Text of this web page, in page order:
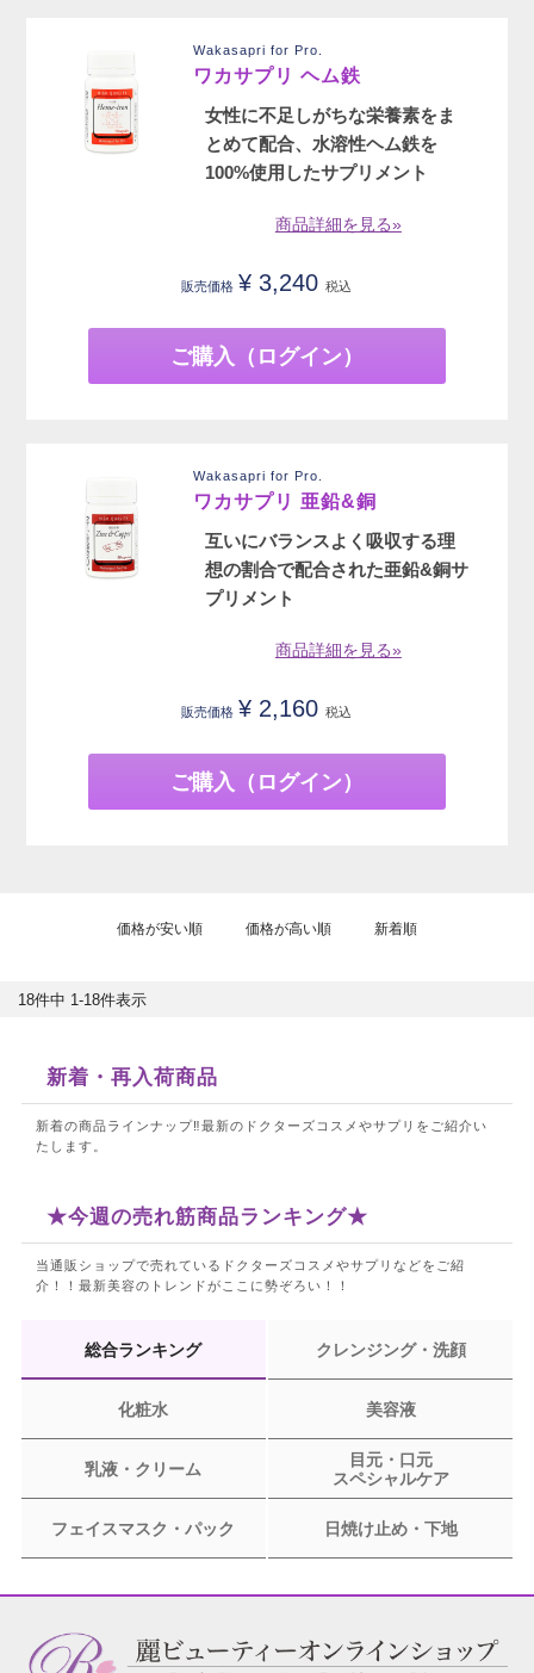
Wakasapri for Pro.
ワカサプリ ヘム鉄
女性に不足しがちな栄養素をま
とめて配合、水溶性ヘム鉄を
100%使用したサプリメント
商品詳細を見る»
販売価格 ¥ 3,240 税込
ご購入（ログイン）
Wakasapri for Pro.
ワカサプリ 亜鉛&銅
互いにバランスよく吸収する理
想の割合で配合された亜鉛&銅サ
プリメント
商品詳細を見る»
販売価格 ¥ 2,160 税込
ご購入（ログイン）
価格が安い順 価格が高い順 新着順
18件中 1-18件表示
新着・再入荷商品
新着の商品ラインナップ‼最新のドクターズコスメやサプリをご紹介い
たします。
★今週の売れ筋商品ランキング★
当通販ショップで売れているドクターズコスメやサプリなどをご紹
介！！最新美容のトレンドがここに勢ぞろい！！
総合ランキング クレンジング・洗顔
化粧水 美容液
乳液・クリーム
目元・口元
スペシャルケア
フェイスマスク・パック 日焼け止め・下地